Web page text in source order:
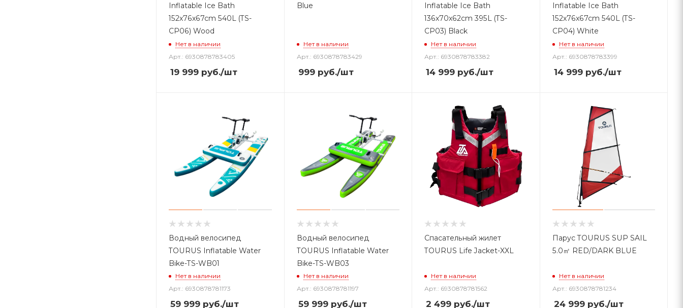
Inflatable Ice Bath
152x76x67cm 540L (TS-
CP06) Wood
Нет в наличии
Арт.: 6930878783405
19 999 руб./шт
Blue
Нет в наличии
Арт.: 6930878783429
999руб./шт
Inflatable Ice Bath
136x70x62cm 395L (TS-
CP03) Black
Нет в наличии
Арт.: 6930878783382
14 999 руб./шт
Inflatable Ice Bath
152x76x67cm 540L (TS-
CP04) White
Нет в наличии
Арт.: 6930878783399
14 999руб./шт
Водный велосипед
TOURUS Inflatable Water
Bike-TS-WB01
Нет в наличии
Арт.: 6930878781173
59 999 руб./шт
Водный велосипед
TOURUS Inflatable Water
Bike-TS-WB03
Нет в наличии
Арт.: 6930878781197
59 999руб./шт
Спасательный жилет
TOURUS Life Jacket-XXL
Нет в наличии
Арт.: 6930878781562
2 499 руб./шт
Парус TOURUS SUP SAIL
5.0㎡ RED/DARK BLUE
Нет в наличии
Арт.: 6930878781234
24 999руб./шт